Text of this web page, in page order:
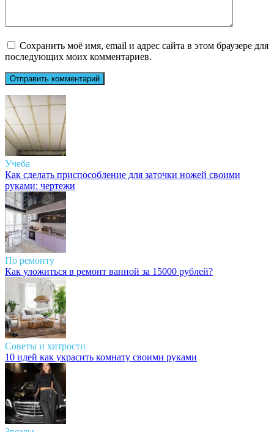
Сохранить моё имя, email и адрес сайта в этом браузере для
последующих моих комментариев.
Учеба
Как сделать приспособление для заточки ножей своими
руками: чертежи
По ремонту
Как уложиться в ремонт ванной за 15000 рублей?
Советы и хитрости
10 идей как украсить комнату своими руками